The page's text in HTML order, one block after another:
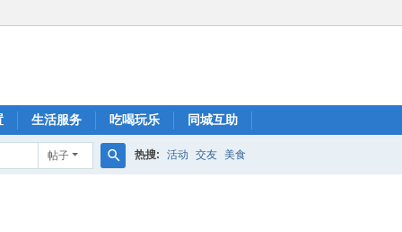
生活服务 吃喝玩乐 同城互助
帖子 热搜: 活动 交友 美食